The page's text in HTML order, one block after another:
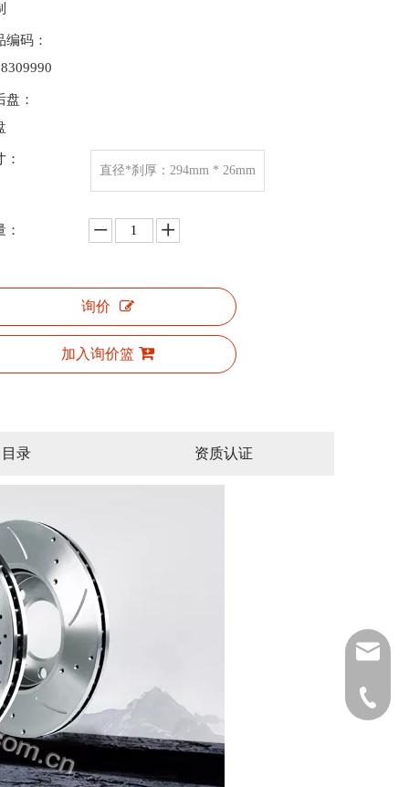
编码：
盘：
：
直径*刹厚：294mm * 26mm
：
询价
加入询价篮
目录 资质认证
0086-